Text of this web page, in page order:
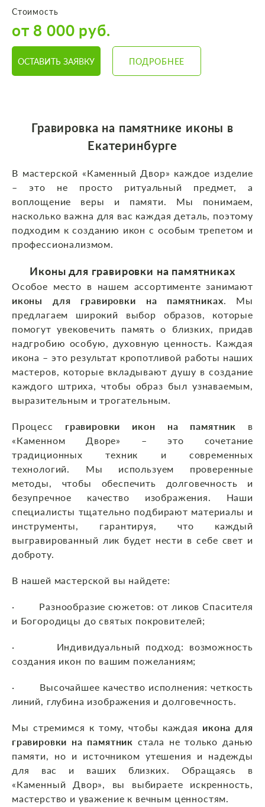
Стоимость
от 8 000 руб.
ОСТАВИТЬ ЗАЯВКУ ПОДРОБНЕЕ
Гравировка на памятнике иконы в
Екатеринбурге
В мастерской «Каменный Двор» каждое изделие
– это не просто ритуальный предмет, а
воплощение веры и памяти. Мы понимаем,
насколько важна для вас каждая деталь, поэтому
подходим к созданию икон с особым трепетом и
профессионализмом.
Иконы для гравировки на памятниках
Особое место в нашем ассортименте занимают
иконы для гравировки на памятниках. Мы
предлагаем широкий выбор образов, которые
помогут увековечить память о близких, придав
надгробию особую, духовную ценность. Каждая
икона – это результат кропотливой работы наших
мастеров, которые вкладывают душу в создание
каждого штриха, чтобы образ был узнаваемым,
выразительным и трогательным.
Процесс гравировки икон на памятник
в
«Каменном Дворе» – это сочетание
традиционных техник и современных
технологий. Мы используем проверенные
методы, чтобы обеспечить долговечность и
безупречное качество изображения. Наши
специалисты тщательно подбирают материалы и
инструменты, гарантируя, что каждый
выгравированный лик будет нести в себе свет и
доброту.
В нашей мастерской вы найдете:
· Разнообразие сюжетов: от ликов Спасителя
и Богородицы до святых покровителей;
· Индивидуальный подход: возможность
создания икон по вашим пожеланиям;
· Высочайшее качество исполнения: четкость
линий, глубина изображения и долговечность.
Мы стремимся к тому, чтобы каждая икона для
гравировки на памятник стала не только данью
памяти, но и источником утешения и надежды
для вас и ваших близких. Обращаясь в
«Каменный Двор», вы выбираете искренность,
мастерство и уважение к вечным ценностям.